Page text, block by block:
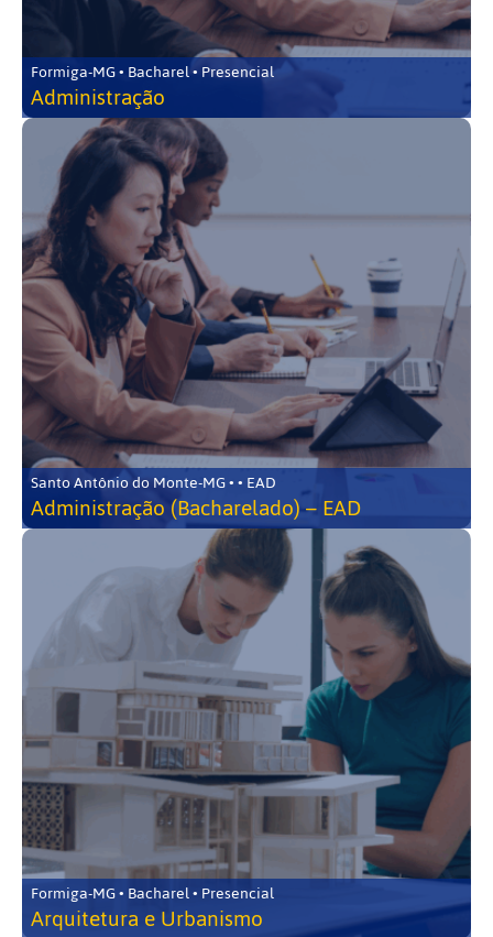
Formiga-MG • Bacharel • Presencial
Administração
Santo Antônio do Monte-MG • • EAD
Administração (Bacharelado) – EAD
Formiga-MG • Bacharel • Presencial
Arquitetura e Urbanismo